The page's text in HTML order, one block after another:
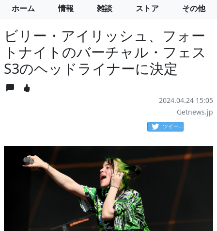
ホーム 情報 雑談 ストア その他
ビリー・アイリッシュ、フォー
トナイトのバーチャル・フェス
S3のヘッドライナーに決定
2024.04.24 15:05
Getnews.jp
ツイート